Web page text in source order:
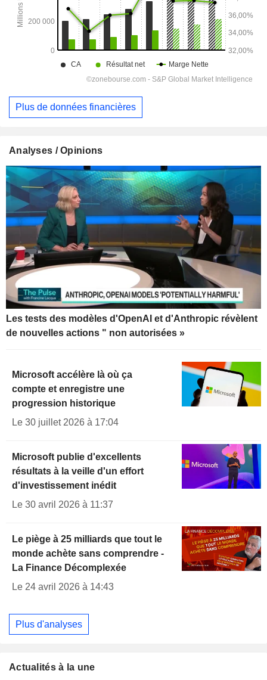
Plus de données financières
Analyses / Opinions
Les tests des modèles d'OpenAI et d'Anthropic révèlent
de nouvelles actions " non autorisées »
Microsoft accélère là où ça
compte et enregistre une
progression historique
Le 30 juillet 2026 à 17:04
Microsoft publie d'excellents
résultats à la veille d'un effort
d'investissement inédit
Le 30 avril 2026 à 11:37
Le piège à 25 milliards que tout le
monde achète sans comprendre -
La Finance Décomplexée
Le 24 avril 2026 à 14:43
Plus d'analyses
Actualités à la une